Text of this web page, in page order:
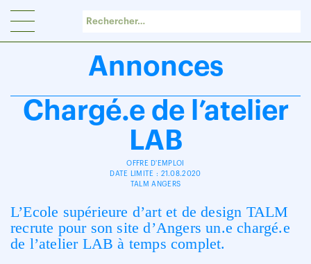
Annonces
Chargé.e de l’atelier
LAB
OFFRE D'EMPLOI
DATE LIMITE : 21.08.2020
TALM ANGERS
L’Ecole supérieure d’art et de design TALM
recrute pour son site d’Angers un.e chargé.e
de l’atelier LAB à temps complet.